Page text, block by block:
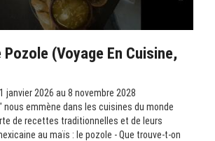
Pozole (Voyage En Cuisine,
janvier 2026 au 8 novembre 2028
nous emmène dans les cuisines du monde
de recettes traditionnelles et de leurs
au maïs : le pozole - Que trouve-t-on